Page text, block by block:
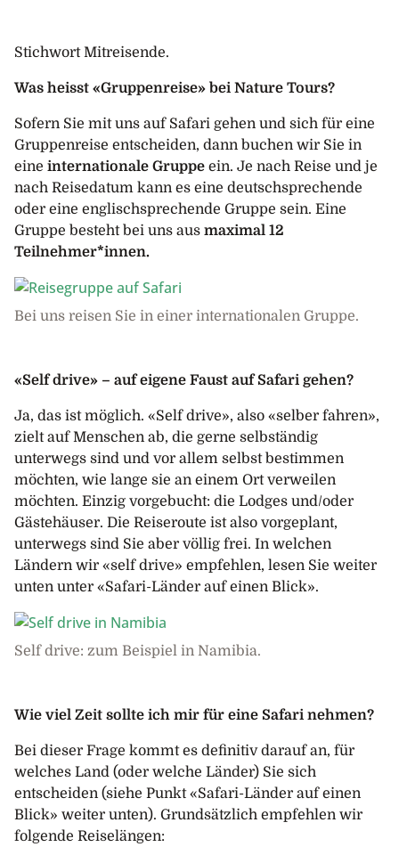
Stichwort Mitreisende.
Was heisst «Gruppenreise» bei Nature Tours?
Sofern Sie mit uns auf Safari gehen und sich für eine
Gruppenreise entscheiden, dann buchen wir Sie in
eine internationale Gruppe ein. Je nach Reise und je
nach Reisedatum kann es eine deutschsprechende
oder eine englischsprechende Gruppe sein. Eine
Gruppe besteht bei uns aus maximal 12
Teilnehmer*innen.
Bei uns reisen Sie in einer internationalen Gruppe.
«Self drive» – auf eigene Faust auf Safari gehen?
Ja, das ist möglich. «Self drive», also «selber fahren»,
zielt auf Menschen ab, die gerne selbständig
unterwegs sind und vor allem selbst bestimmen
möchten, wie lange sie an einem Ort verweilen
möchten. Einzig vorgebucht: die Lodges und/oder
Gästehäuser. Die Reiseroute ist also vorgeplant,
unterwegs sind Sie aber völlig frei. In welchen
Ländern wir «self drive» empfehlen, lesen Sie weiter
unten unter «Safari-Länder auf einen Blick».
Self drive: zum Beispiel in Namibia.
Wie viel Zeit sollte ich mir für eine Safari nehmen?
Bei dieser Frage kommt es definitiv darauf an, für
welches Land (oder welche Länder) Sie sich
entscheiden (siehe Punkt «Safari-Länder auf einen
Blick» weiter unten). Grundsätzlich empfehlen wir
folgende Reiselängen: